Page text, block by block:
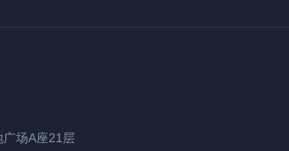
场A座21层